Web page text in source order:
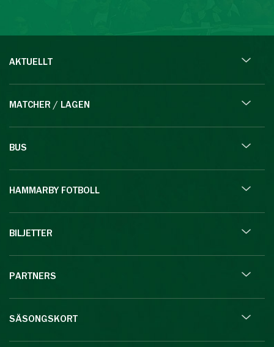
AKTUELLT
MATCHER / LAGEN
BUS
HAMMARBY FOTBOLL
BILJETTER
PARTNERS
SÄSONGSKORT